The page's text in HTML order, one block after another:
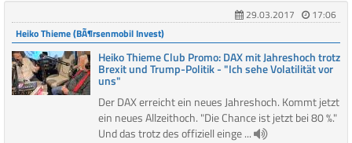
29.03.2017
17:06
Heiko Thieme (BÃ¶rsenmobil Invest)
Heiko Thieme Club Promo: DAX mit Jahreshoch trotz
Brexit und Trump-Politik - "Ich sehe Volatilität vor
uns"
Der DAX erreicht ein neues Jahreshoch. Kommt jetzt
ein neues Allzeithoch. "Die Chance ist jetzt bei 80 %."
Und das trotz des offiziell einge ...